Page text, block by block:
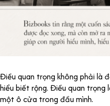
Điều quan trọng không phải là
hiểu biết rộng. Điều quan trọng
một ô cửa trong đầu mình.